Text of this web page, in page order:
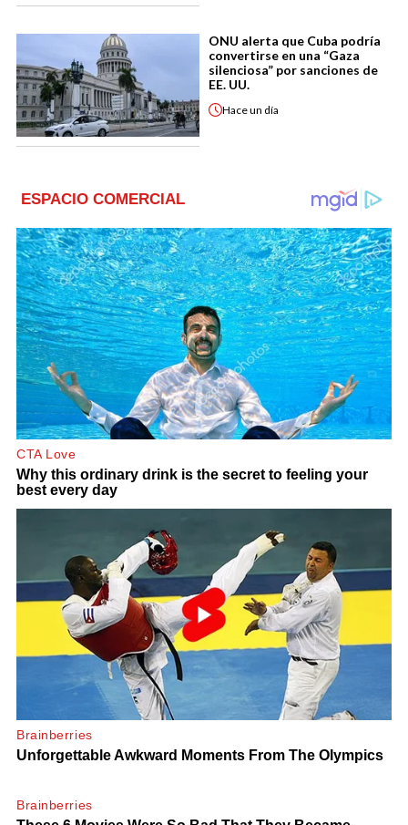
ONU alerta que Cuba podría
convertirse en una “Gaza
silenciosa” por sanciones de
EE. UU.
Haceun día